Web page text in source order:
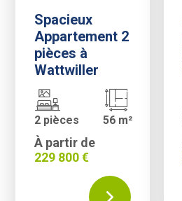
Spacieux
Appartement 2
pièces à
Wattwiller
2 pièces 56 m²
À partir de
229 800 €